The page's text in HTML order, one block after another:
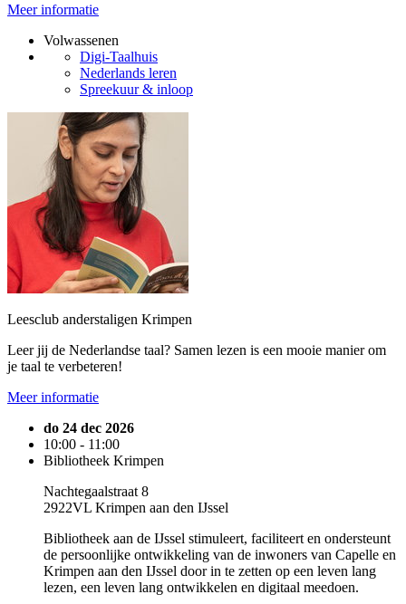
Meer informatie
Volwassenen
Digi-Taalhuis
Nederlands leren
Spreekuur & inloop
Leesclub anderstaligen Krimpen
Leer jij de Nederlandse taal? Samen lezen is een mooie manier om
je taal te verbeteren!
Meer informatie
do 24 dec 2026
10:00 - 11:00
Bibliotheek Krimpen
Nachtegaalstraat 8
2922VL Krimpen aan den IJssel
Bibliotheek aan de IJssel stimuleert, faciliteert en ondersteunt
de persoonlijke ontwikkeling van de inwoners van Capelle en
Krimpen aan den IJssel door in te zetten op een leven lang
lezen, een leven lang ontwikkelen en digitaal meedoen.